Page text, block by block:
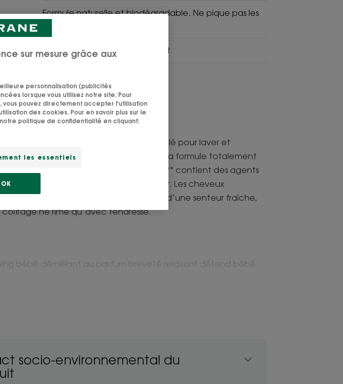
Formule naturelle et biodégradable. Ne pique pas les
Nettoyant, démêlant, apaisant
Tube Tube
200ml
Klorane Bébé est spécialement formulé pour laver et
cheveux fins et délicats des nourrissons. Sa formule totalement
et testée sous contrôle pédiatrique** contient des agents
lisser la fibre capillaire sans l’assécher. Les cheveux
à nouveau doux et souples, parfumés d’une senteur fraîche,
ne rime qu’avec tendresse.
bébé démêlant au parfum breveté relaxant détend bébé
et prévient les nœuds et tiraillements.
: le Shampoing bébé respecte l’équilibre fragile du cuir
socio-environnemental du
sur mesure grâce aux
personnalisation (publicités
lorsque vous utilisez notre site. Pour
vous pouvez directement accepter l'utilisation
des cookies. Pour en savoir plus sur le
politique de confidentialité en cliquant:
les essentiels
OK